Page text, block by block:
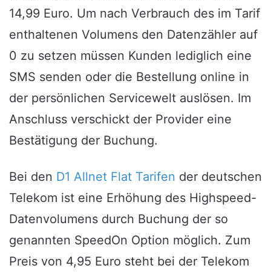
14,99 Euro. Um nach Verbrauch des im Tarif
enthaltenen Volumens den Datenzähler auf
0 zu setzen müssen Kunden lediglich eine
SMS senden oder die Bestellung online in
der persönlichen Servicewelt auslösen. Im
Anschluss verschickt der Provider eine
Bestätigung der Buchung.
Bei den D1 Allnet Flat Tarifen der deutschen
Telekom ist eine Erhöhung des Highspeed-
Datenvolumens durch Buchung der so
genannten SpeedOn Option möglich. Zum
Preis von 4,95 Euro steht bei der Telekom